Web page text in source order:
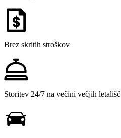
Brez skritih stroškov
Storitev 24/7 na večini večjih letališč